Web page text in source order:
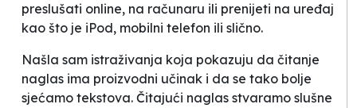
preslušati online, na računaru ili prenijeti na uređaj
kao što je iPod, mobilni telefon ili slično.
Našla sam istraživanja koja pokazuju da čitanje
naglas ima proizvodni učinak i da se tako bolje
sjećamo tekstova. Čitajući naglas stvaramo slušne